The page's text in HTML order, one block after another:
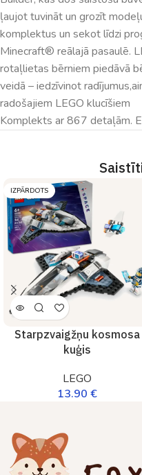
ļaujot tuvināt un grozīt
komplektus un sekot līdzi
Minecraft® reālajā pasaulē.
rotaļlietas bērniem piedāvā
veidā – iedzīvinot
radošajiem LEGO klucīšiem
Komplekts ar 867 detaļām.
IZPĀRDOTS
Starpzvaigžņu kosmosa
kuģis
LEGO
13.90 €